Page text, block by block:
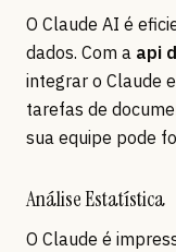
O Claude AI é
dados. Com a api
integrar o Claude
tarefas de
sua equipe pode
Análise Estatística
O Claude é